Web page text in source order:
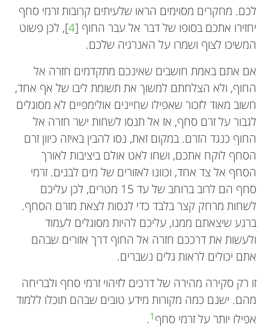
לכם. מחקרים מסוימים הראו שלעיתים קרובות זרמי סחף
יחזירו אתכם בסופו של דבר אל עבר החוף [4], לכן פשוט
המשיכו לצוף ושמרו על האנרגיה שלכם.
אם אתם באמת חושבים שאינכם מתקדמים חזרה אל
החוף, ולא הצלחתם למשוך את תשומת ליבו של אף אחד,
חשוב מאוד לזכור שאפילו שחיינים אולימפיים לא מסוגלים
לגבור על זרם סחף, אז אל תנסו לשחות ישר חזרה אל
החוף כנגד הזרם. במקום זאת, נסו להבין באיזה כיוון זרם
הסחף לוקח אתכם, ושחו לאט אולם ביציבות לאורך
הסחף אל צד אחד, וכוונו לאזורים של מים לבנים. זרמי
סחף הם לרוב ברוחב של עד 15 מטרים, לכן עליכם
לשחות מרחק קצר בלבד כדי לנסות לצאת מזרם הסחף.
ברגע שיצאתם ממנו, עליכם להיות מסוגלים לעמוד
ולעשות את דרככם חזרה אל החוף דרך אזורים שבהם
אתם יכולים לראות גלים נשברים.
זו רק סקירה מהירה של דרכים לזיהוי זרמי סחף ולבריחה
מהם. ישנם כמה מקורות מידע טובים שבהם תוכלו ללמוד
אפילו יותר על זרמי סחף1
.